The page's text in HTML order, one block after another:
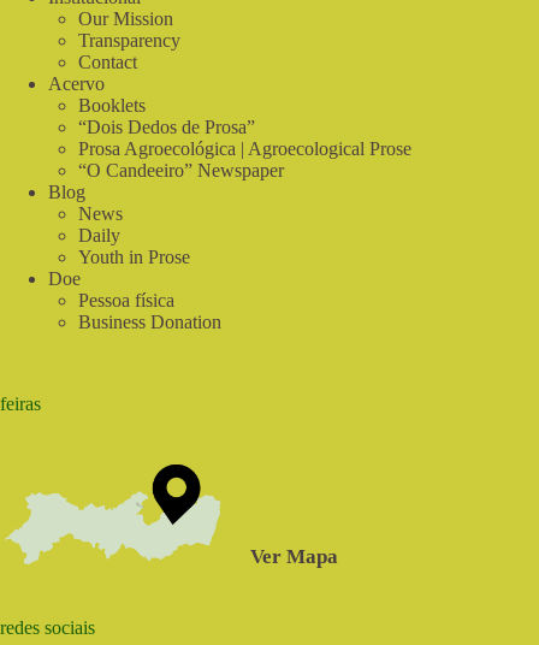
Programa
Comida
Verdade
Our Mission
Transparency
Contact
Acervo
Booklets
“Dois Dedos de Prosa”
Prosa Agroecológica | Agroecological Prose
“O Candeeiro” Newspaper
Blog
News
Daily
Youth in Prose
Doe
Pessoa física
Business Donation
feiras
Ver Mapa
redes sociais